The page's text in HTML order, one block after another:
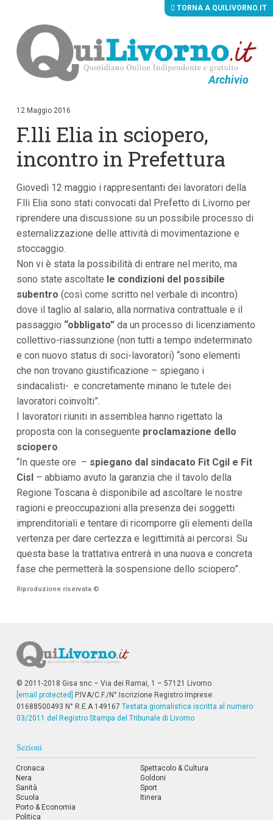
Archivio
i
i
n
t
n
u
i
p
i
n
i
p
a
l
i
a
i
l
M
e
ù
P
r
i
n
i
p
l
e
a
i
i
n
TORNA A QUILIVORNO.IT
12 Maggio 2016
F.lli Elia in sciopero,
incontro in Prefettura
Giovedì 12 maggio i rappresentanti dei lavoratori della
F.lli Elia sono stati convocati dal Prefetto di Livorno per
riprendere una discussione su un possibile processo di
esternalizzazione delle attività di movimentazione e
stoccaggio.
Non vi è stata la possibilità di entrare nel merito, ma
sono state ascoltate le condizioni del possibile
subentro (così come scritto nel verbale di incontro)
dove il taglio al salario, alla normativa contrattuale e il
passaggio “obbligato”da un processo di licenziamento
collettivo-riassunzione (non tutti a tempo indeterminato
e con nuovo status di soci-lavoratori) “sono elementi
che non trovano giustificazione – spiegano i
sindacalisti- e concretamente minano le tutele dei
lavoratori coinvolti”.
I lavoratori riuniti in assemblea hanno rigettato la
proposta con la conseguente proclamazione dello
sciopero.
“In queste ore – spiegano dal sindacato Fit Cgil e Fit
Cisl – abbiamo avuto la garanzia che il tavolo della
Regione Toscana è disponibile ad ascoltare le nostre
ragioni e preoccupazioni alla presenza dei soggetti
imprenditoriali e tentare di ricomporre gli elementi della
vertenza per dare certezza e legittimità ai percorsi. Su
questa base la trattativa entrerà in una nuova e concreta
fase che permetterà la sospensione dello sciopero”.
Riproduzione riservata ©
© 2011-2018 Gisa snc – Via dei Ramai, 1 – 57121 Livorno
[email protected]
P.IVA/C.F./N° Iscrizione Registro Imprese:
01688500493 N° R.E.A 149167 Testata giornalistica iscritta al numero
03/2011 del Registro Stampa del Tribunale di Livorno
Sezioni
Cronaca
Nera
Sanità
Scuola
Porto & Economia
Politica
Spettacolo & Cultura
Goldoni
Sport
Itinera